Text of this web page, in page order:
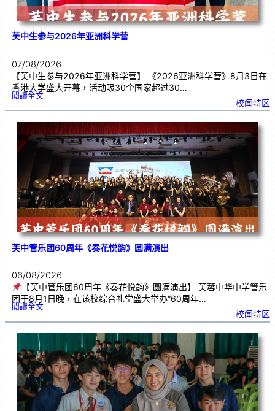
芙中生参与2026年亚洲科学营
07/08/2026
【芙中生参与2026年亚洲科学营】 《2026亚洲科学营》8月3日在
香港大学盛大开幕，活动吸30个国家超过30…
閱讀全文:芙
参
2
0
2
6
年
亚
洲科
校闻特区
芙中管乐团60周年《奏花悦韵》圆满演出
06/08/2026
【芙中管乐团60周年《奏花悦韵》圆满演出】 芙蓉中华中学管乐
团于8月1日晚，在该校综合礼堂盛大举办“60周年…
閱讀全文:芙
乐
6
0
《
奏
花
悦
韵
》
圆
满
演
出
校闻特区